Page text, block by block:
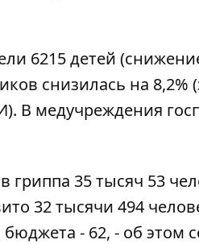
6215 детей
снизилась на 8,2%
В медучреждения
гриппа 35 тысяч 53
32 тысячи 494
бюджета - 62, - об